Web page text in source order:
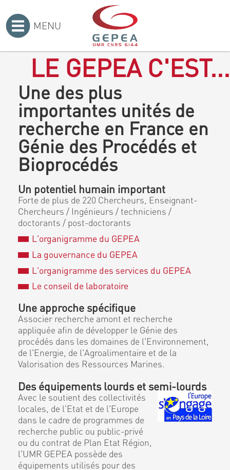
MENU
LE GEPEA C'EST...
Une des plus
importantes unités de
recherche en France en
Génie des Procédés et
Bioprocédés
Un potentiel humain important
Forte de plus de 220 Chercheurs, Enseignant-
Chercheurs / Ingénieurs / techniciens /
doctorants / post-doctorants
L'organigramme du GEPEA
La gouvernance du GEPEA
L'organigramme des services du GEPEA
Le conseil de laboratoire
Une approche spécifique
Associer recherche amont et recherche
appliquée afin de développer le Génie des
procédés dans les domaines de l'Environnement,
de l'Energie, de l'Agroalimentaire et de la
Valorisation des Ressources Marines.
Des équipements lourds et semi-lourds
Avec le soutient des collectivités
locales, de l'Etat et de l'Europe
dans le cadre de programmes de
recherche public ou public-privé
ou du contrat de Plan Etat Région,
l'UMR GEPEA possède des
équipements utilisés pour des